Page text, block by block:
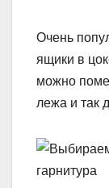
Очень
ящики в
можно
лежа и так